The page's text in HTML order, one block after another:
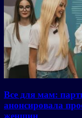
Все для мам:
анонсировала
женщин